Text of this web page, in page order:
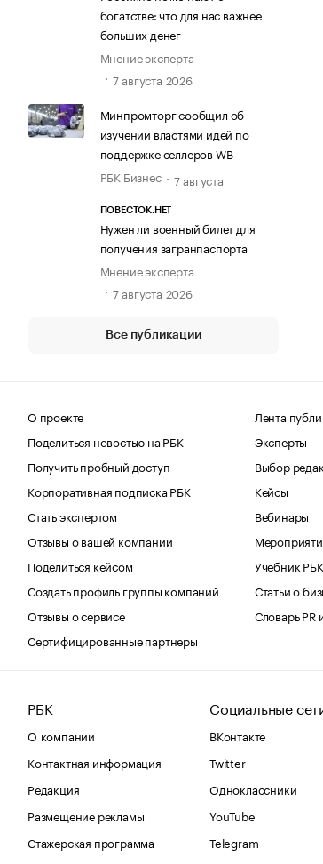
богатстве: что для нас важнее
больших денег
Мнение эксперта
7 августа 2026
Минпромторг сообщил об
изучении властями идей по
поддержке селлеров WB
РБК Бизнес
7 августа
ПОВЕСТОК.НЕТ
Нужен ли военный билет для
получения загранпаспорта
Мнение эксперта
7 августа 2026
Все публикации
О проекте
Поделиться новостью на РБК
Получить пробный доступ
Корпоративная подписка РБК
Стать экспертом
Отзывы о вашей компании
Поделиться кейсом
Создать профиль группы компаний
Отзывы о сервисе
Сертифицированные партнеры
Лента
Эксперты
Выбор
Кейсы
Вебинары
Учебник
Статьи о
Словарь PR
РБК
О компании
Контактная информация
Редакция
Размещение рекламы
Стажерская программа
Социальные
ВКонтакте
Twitter
Одноклассники
YouTube
Telegram